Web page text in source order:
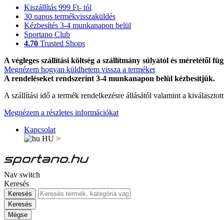
Kiszállítás 999 Ft- tól
30 napos termékvisszaküldés
Kézbesítés 3-4 munkanapon belül
Sportano Club
4.70 Trusted Shops
A végleges szállítási költség a szállítmány súlyától és méretétől
Megnézem hogyan küldhetem vissza a terméket
A rendeléseket rendszerint 3-4 munkanapon belül kézbesítjük.
A szállítási idő a termék rendelkezésre állásától valamint a
Megnézem a részletes információkat
Kapcsolat
HU >
Nav switch
Keresés
Keresés
Keresés
Mégse